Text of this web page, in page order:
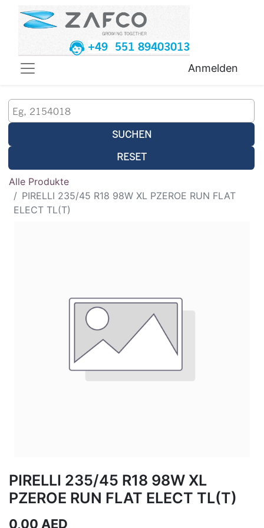
+49 551 89403013
Anmelden
SUCHEN
RESET
Alle Produkte
PIRELLI 235/45 R18 98W XL PZEROE RUN FLAT
ELECT TL(T)
PIRELLI 235/45 R18 98W XL
PZEROE RUN FLAT ELECT TL(T)
0,00 AED